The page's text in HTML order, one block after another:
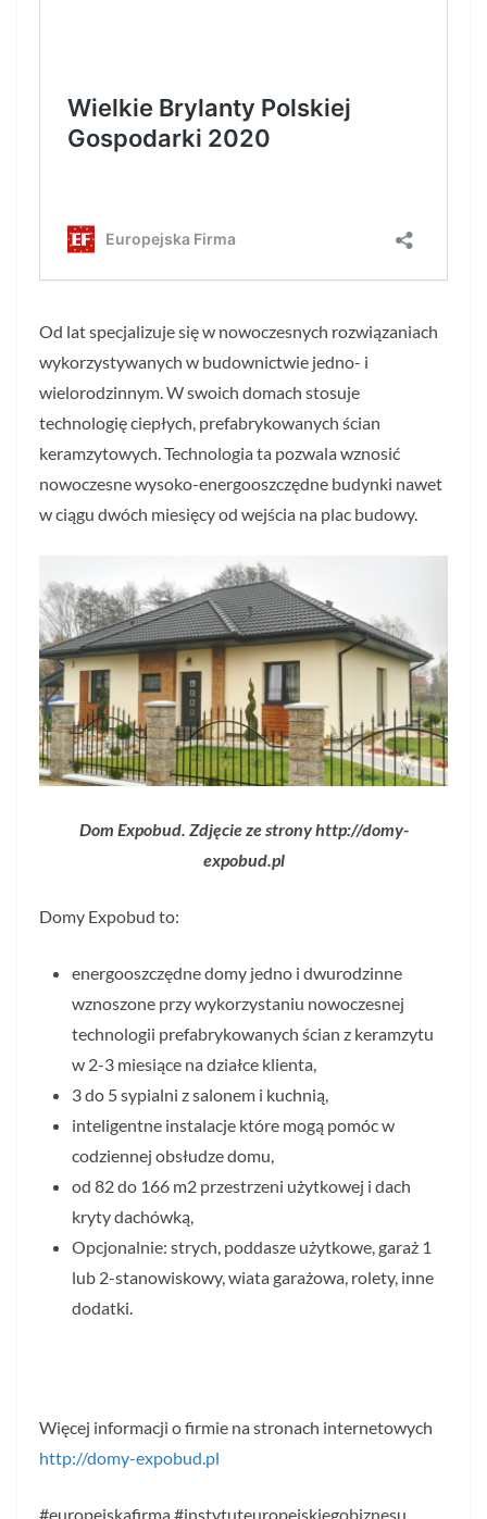
Od lat specjalizuje się w nowoczesnych rozwiązaniach
wykorzystywanych w budownictwie jedno- i
wielorodzinnym. W swoich domach stosuje
technologię ciepłych, prefabrykowanych ścian
keramzytowych. Technologia ta pozwala wznosić
nowoczesne wysoko-energooszczędne budynki nawet
w ciągu dwóch miesięcy od wejścia na plac budowy.
Dom Expobud. Zdjęcie ze strony http://domy-
expobud.pl
Domy Expobud to:
energooszczędne domy jedno i dwurodzinne
wznoszone przy wykorzystaniu nowoczesnej
technologii prefabrykowanych ścian z keramzytu
w 2-3 miesiące na działce klienta,
3 do 5 sypialni z salonem i kuchnią,
inteligentne instalacje które mogą pomóc w
codziennej obsłudze domu,
od 82 do 166 m2 przestrzeni użytkowej i dach
kryty dachówką,
Opcjonalnie: strych, poddasze użytkowe, garaż 1
lub 2-stanowiskowy, wiata garażowa, rolety, inne
dodatki.
Więcej informacji o firmie na stronach internetowych
http://domy-expobud.pl
#europejskafirma #instytuteuropejskiegobiznesu